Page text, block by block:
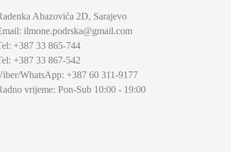
Abazovića 2D, Sarajevo
ilmone.podrska@gmail.com
+387 33 865-744
+387 33 867-542
WhatsApp: +387 60 311-9177
vrijeme: Pon-Sub 10:00 - 19:00